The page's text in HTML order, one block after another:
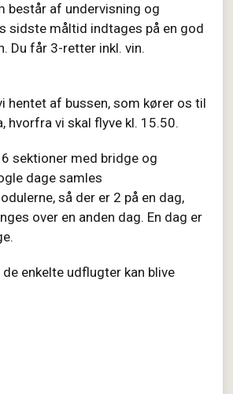
består af undervisning og
sidste måltid indtages på en god
Du får 3-retter inkl. vin.
hentet af bussen, som kører os til
hvorfra vi skal flyve kl. 15.50.
6 sektioner med bridge og
dage samles
så der er 2 på en dag,
over en anden dag. En dag er
enkelte udflugter kan blive